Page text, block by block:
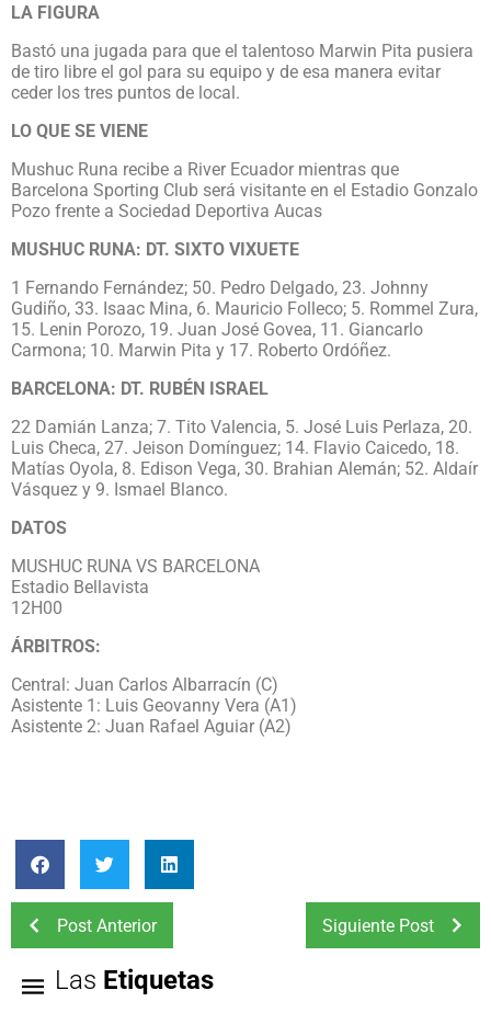
LA FIGURA
Bastó una jugada para que el talentoso Marwin Pita pusiera
de tiro libre el gol para su equipo y de esa manera evitar
ceder los tres puntos de local.
LO QUE SE VIENE
Mushuc Runa recibe a River Ecuador mientras que
Barcelona Sporting Club será visitante en el Estadio Gonzalo
Pozo frente a Sociedad Deportiva Aucas
MUSHUC RUNA: DT. SIXTO VIXUETE
1 Fernando Fernández; 50. Pedro Delgado, 23. Johnny
Gudiño, 33. Isaac Mina, 6. Mauricio Folleco; 5. Rommel Zura,
15. Lenin Porozo, 19. Juan José Govea, 11. Giancarlo
Carmona; 10. Marwin Pita y 17. Roberto Ordóñez.
BARCELONA: DT. RUBÉN ISRAEL
22 Damián Lanza; 7. Tito Valencia, 5. José Luis Perlaza, 20.
Luis Checa, 27. Jeison Domínguez; 14. Flavio Caicedo, 18.
Matías Oyola, 8. Edison Vega, 30. Brahian Alemán; 52. Aldaír
Vásquez y 9. Ismael Blanco.
DATOS
MUSHUC RUNA VS BARCELONA
Estadio Bellavista
12H00
ÁRBITROS:
Central: Juan Carlos Albarracín (C)
Asistente 1: Luis Geovanny Vera (A1)
Asistente 2: Juan Rafael Aguiar (A2)
Post Anterior Siguiente Post
Las Etiquetas